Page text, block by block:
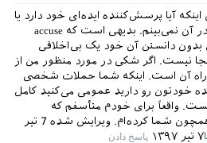
آیا پرسش‌کننده ایده‌ای خود دارد یا
خیر؟ من چیز غیراخلاقی در آن نمی‌بینم. بدیهی است که accuse
بدون دانستن آن خود یک بی‌اخلاقی
نیست. اگر شکی در مورد منظور من از
آن است. اینکه شما حملات شخصی
خودتون رو دارید عمومی می‌کنید کامل
واقعاً برای خودم متأسفم که
شما کرده‌ام. ویرایش شده
7 تیر
۷ تیر ۱۳۹۷